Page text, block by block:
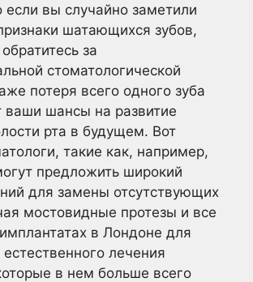
если вы случайно заметили
шатающихся зубов,
за
стоматологической
потеря всего одного зуба
ваши шансы на развитие
рта в будущем. Вот
такие как, например,
предложить широкий
для замены отсутствующих
мостовидные протезы и все
в Лондоне для
лечения
в нем больше всего